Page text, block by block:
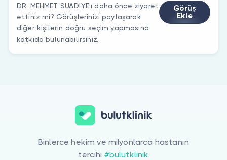
DR. MEHMET SUADİYE’ı daha önce ziyaret
ettiniz mi? Görüşlerinizi paylaşarak
diğer kişilerin doğru seçim yapmasına
katkıda bulunabilirsiniz.
Görüş
Ekle
Binlerce hekim ve milyonlarca hastanın
tercihi #bulutklinik